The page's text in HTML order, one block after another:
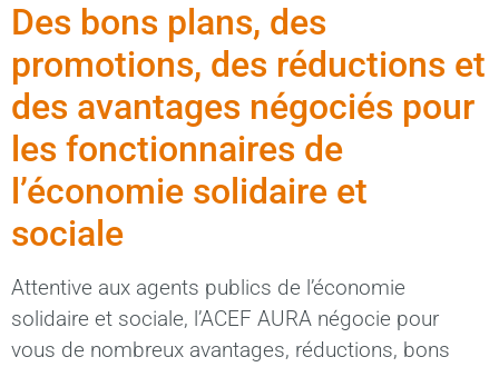
Des bons plans, des
promotions, des réductions et
des avantages négociés pour
les fonctionnaires de
l’économie solidaire et
sociale
Attentive aux agents publics de l’économie
solidaire et sociale, l’ACEF AURA négocie pour
vous de nombreux avantages, réductions, bons